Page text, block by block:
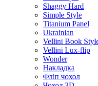
Shaggy Hard
Simple Style
Titanium Panel
Ukrainian
Vellini Book
Vellini Lux-flip
Wonder
Накладка
Фліп чохол